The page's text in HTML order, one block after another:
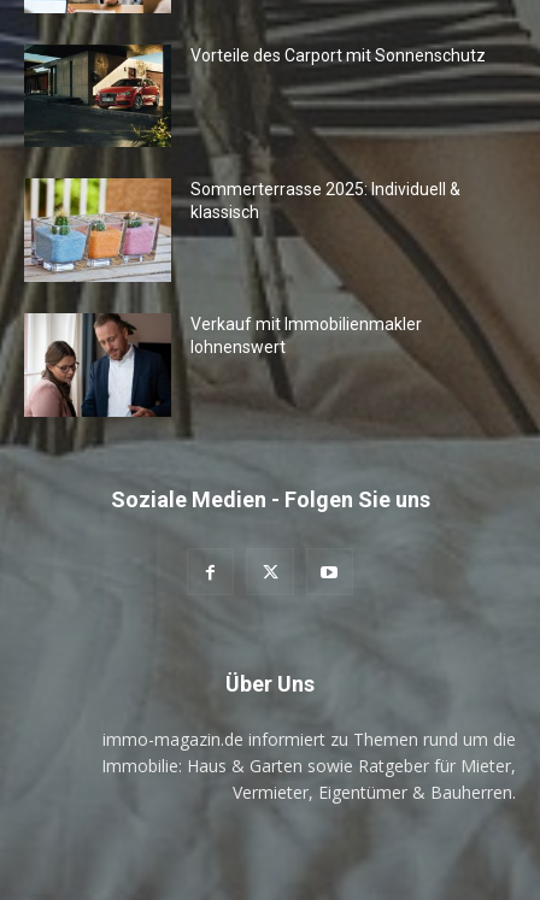
Vorteile des Carport mit Sonnenschutz
Sommerterrasse 2025: Individuell &
klassisch
Verkauf mit Immobilienmakler
lohnenswert
Soziale Medien - Folgen Sie uns
Über Uns
immo-magazin.de informiert zu Themen rund um die
Immobilie: Haus & Garten sowie Ratgeber für Mieter,
Vermieter, Eigentümer & Bauherren.